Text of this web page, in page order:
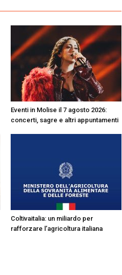
Eventi in Molise il 7 agosto 2026:
concerti, sagre e altri appuntamenti
Coltivaitalia: un miliardo per
rafforzare l’agricoltura italiana